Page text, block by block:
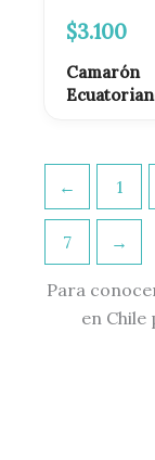
$3.100
Camarón
← 1
7 →
Para
en Chile